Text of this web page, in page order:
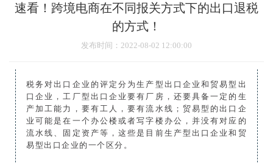
速看！跨境电商在不同报关方式下的出口退税
的方式！
发布时间 ：2022-08-02 12:00:00
税务对出口企业的评定分为生产型出口企业和贸易型出
口企业，工厂型出口企业要有厂房，还要具备一定的生
产加工能力，要有工人，要有流水线；贸易型的出口企
业可能是在一个办公楼或者写字楼办公，并没有对应的
流水线、固定资产等，这些是目前生产型出口企业和贸
易型出口企业的一个区分。